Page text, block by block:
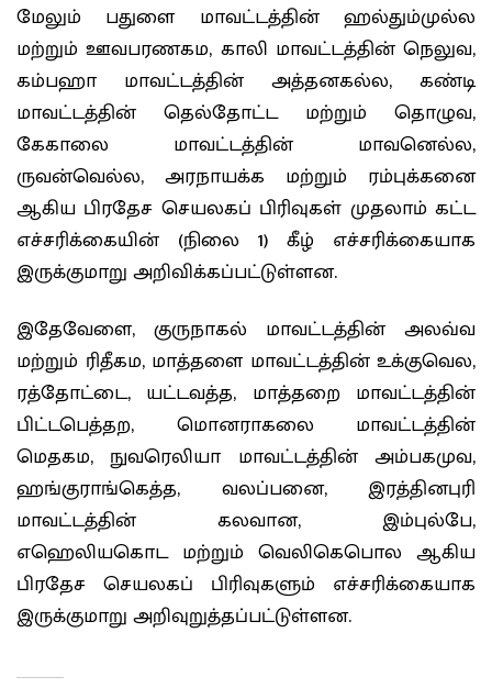
மேலும் பதுளை மாவட்டத்தின் ஹல்தும்முல்ல
மற்றும் ஊவபரணகம, காலி மாவட்டத்தின் நெலுவ,
கம்பஹா மாவட்டத்தின் அத்தனகல்ல, கண்டி
மாவட்டத்தின் தெல்தோட்ட மற்றும் தொழுவ,
கேகாலை மாவட்டத்தின் மாவனெல்ல,
ருவன்வெல்ல, அரநாயக்க மற்றும் ரம்புக்கனை
ஆகிய பிரதேச செயலகப் பிரிவுகள் முதலாம் கட்ட
எச்சரிக்கையின் (நிலை 1) கீழ் எச்சரிக்கையாக
இருக்குமாறு அறிவிக்கப்பட்டுள்ளன.
இதேவேளை, குருநாகல் மாவட்டத்தின் அலவ்வ
மற்றும் ரிதீகம, மாத்தளை மாவட்டத்தின் உக்குவெல,
ரத்தோட்டை, யட்டவத்த, மாத்தறை மாவட்டத்தின்
பிட்டபெத்தற, மொனராகலை மாவட்டத்தின்
மெதகம, நுவரெலியா மாவட்டத்தின் அம்பகமுவ,
ஹங்குராங்கெத்த, வலப்பனை, இரத்தினபுரி
மாவட்டத்தின் கலவான, இம்புல்பே,
எஹெலியகொட மற்றும் வெலிகெபொல ஆகிய
பிரதேச செயலகப் பிரிவுகளும் எச்சரிக்கையாக
இருக்குமாறு அறிவுறுத்தப்பட்டுள்ளன.